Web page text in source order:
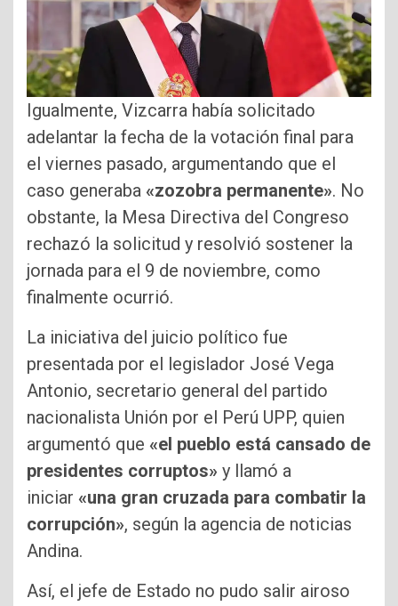
Igualmente, Vizcarra había solicitado
adelantar la fecha de la votación final para
el viernes pasado, argumentando que el
caso generaba «zozobra permanente». No
obstante, la Mesa Directiva del Congreso
rechazó la solicitud y resolvió sostener la
jornada para el 9 de noviembre, como
finalmente ocurrió.
La iniciativa del juicio político fue
presentada por el legislador José Vega
Antonio, secretario general del partido
nacionalista Unión por el Perú UPP, quien
argumentó que «el pueblo está cansado de
presidentes corruptos» y llamó a
iniciar «una gran cruzada para combatir la
corrupción», según la agencia de noticias
Andina.
Así, el jefe de Estado no pudo salir airoso